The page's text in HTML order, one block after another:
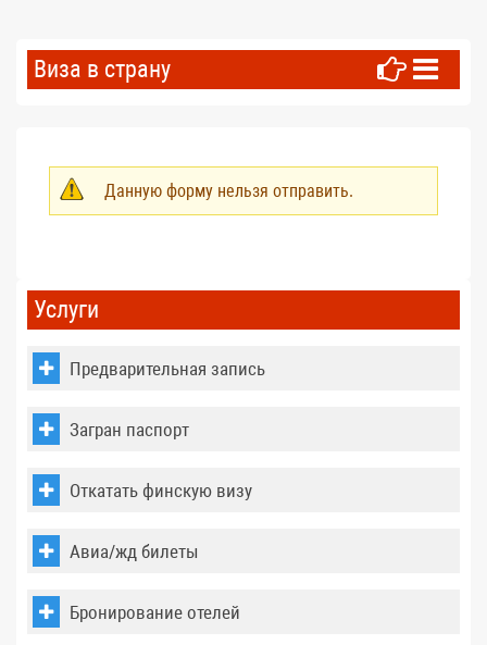
Виза в страну
Предупреждение
Данную форму нельзя отправить.
Услуги
Предварительная запись
Загран паспорт
Откатать финскую визу
Авиа/жд билеты
Бронирование отелей